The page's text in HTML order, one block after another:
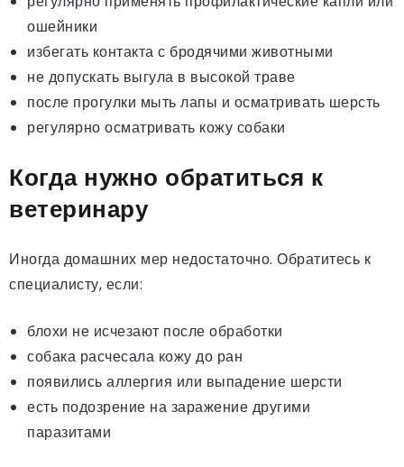
ошейники
избегать контакта с бродячими животными
не допускать выгула в высокой траве
после прогулки мыть лапы и осматривать шерсть
регулярно осматривать кожу собаки
Когда нужно обратиться к
ветеринару
Иногда домашних мер недостаточно. Обратитесь к
специалисту, если:
блохи не исчезают после обработки
собака расчесала кожу до ран
появились аллергия или выпадение шерсти
есть подозрение на заражение другими
паразитами